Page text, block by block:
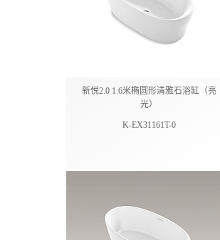
新悦2.0 1.6米椭圆形清雅石浴缸（亮
光）
K-EX31161T-0